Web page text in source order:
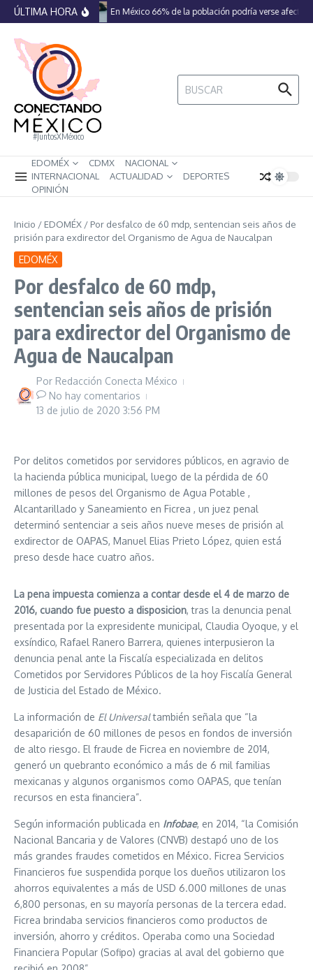
Saltar al contenido
ÚLTIMA HORA En México 66% de la población podría verse
#JuntosXMéxico
Buscar:
EDOMÉX CDMX
NACIONAL
INTERNACIONAL
ACTUALIDAD
DEPORTES
OPINIÓN
Inicio / EDOMÉX / Por desfalco de 60 mdp, sentencian seis años de
prisión para exdirector del Organismo de Agua de Naucalpan
EDOMÉX
Por desfalco de 60 mdp,
sentencian seis años de prisión
para exdirector del Organismo de
Agua de Naucalpan
Por Redacción Conecta México
No hay comentarios
13 de julio de 2020 3:56 PM
Por delitos cometidos por servidores públicos, en agravio de
la hacienda pública municipal, luego de la pérdida de 60
millones de pesos del Organismo de Agua Potable ,
Alcantarillado y Saneamiento en Ficrea , un juez penal
determinó sentenciar a seis años nueve meses de prisión al
exdirector de OAPAS, Manuel Elias Prieto López, quien está
preso desde hace cuatro años.
La pena impuesta comienza a contar desde el 4 de marzo de
2016, cuando fue puesto a disposicion, tras la denuncia penal
presentada por la expresidente municipal, Claudia Oyoque, y el
exsíndico, Rafael Ranero Barrera, quienes interpusieron la
denuncia penal ante la Fiscalía especializada en delitos
Cometidos por Servidores Públicos de la hoy Fiscalía General
de Justicia del Estado de México.
La información de El Universaltambién señala que “la
desaparición de 60 millones de pesos en fondos de inversión
de alto riesgo. El fraude de Ficrea en noviembre de 2014,
generó un quebranto económico a más de 6 mil familias
mexicanas y algunos organismos como OAPAS, que tenían
recursos en esta financiera”.
Según información publicada en Infobae, en 2014, “la Comisión
Nacional Bancaria y de Valores (CNVB) destapó uno de los
más grandes fraudes cometidos en México. Ficrea Servicios
Financieros fue suspendida porque los dueños utilizaron los
ahorros equivalentes a más de USD 6.000 millones de unas
6,800 personas, en su mayoría personas de la tercera edad.
Ficrea brindaba servicios financieros como productos de
inversión, ahorro y créditos. Operaba como una Sociedad
Financiera Popular (Sofipo) gracias al aval del gobierno que